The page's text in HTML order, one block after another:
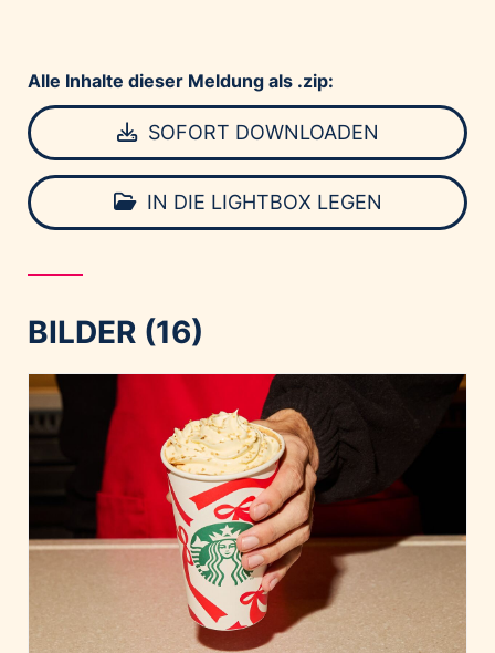
Alle Inhalte dieser Meldung als .zip:
SOFORT DOWNLOADEN
IN DIE LIGHTBOX LEGEN
BILDER (16)